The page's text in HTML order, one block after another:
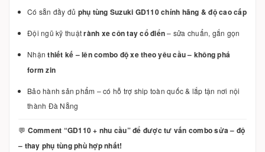
Có sẵn đầy đủ phụ tùng Suzuki GD110 chính hãng & độ cao cấp
Đội ngũ kỹ thuậtrành xe côn tay cổ điển– sửa chuẩn, gắn gọn
Nhậnthiết kế – lên combo độ xe theo yêu cầu – không phá
form zin
Bảo hành sản phẩm – có hỗ trợ ship toàn quốc & lắp tận nơi nội
thành Đà Nẵng
💬 Comment “GD110 + nhu cầu” để được tư vấn combo sửa – độ
– thay phụ tùng phù hợp nhất!